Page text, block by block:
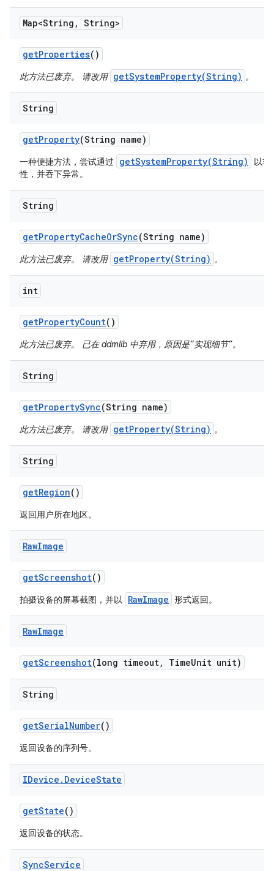
Map<String , String>
getProperties()
此方法已废弃。 请改用 getSystemProperty(String) 。
String
getProperty(String name)
一种便捷方法，尝试通过 getSystemProperty(String)
以非
性，并吞下异常。
String
getPropertyCacheOrSync(String name)
此方法已废弃。 请改用 getProperty(String) 。
int
getPropertyCount()
此方法已废弃。 已在 ddmlib 中弃用，原因是“实现细节”。
String
getPropertySync(String name)
此方法已废弃。 请改用 getProperty(String) 。
String
getRegion()
返回用户所在地区。
RawImage
getScreenshot()
拍摄设备的屏幕截图，并以 RawImage 形式返回。
RawImage
getScreenshot(long timeout, TimeUnit unit)
String
getSerialNumber()
返回设备的序列号。
IDevice . DeviceState
getState()
返回设备的状态。
SyncService